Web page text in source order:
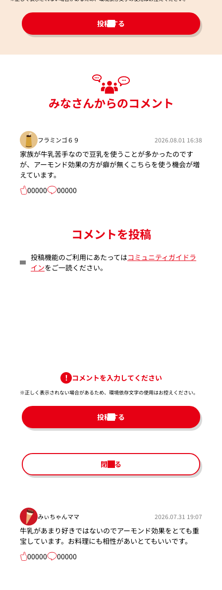
投稿する
みなさんからのコメント
フラミンゴ６９ 2026.08.01 16:38
家族が牛乳苦手なので豆乳を使うことが多かったのです
が、アーモンド効果の方が癖が無くこちらを使う機会が増
えています。
00000
00000
コメントを投稿
投稿機能のご利用にあたってはコミュニティガイドラ
インをご一読ください。
コメントを入力してください
※正しく表示されない場合があるため、環境依存文字の使用はお控えください。​
投稿する
閉じる
みぃちゃんママ 2026.07.31 19:07
牛乳があまり好きではないのでアーモンド効果をとても重
宝しています。お料理にも相性があいとてもいいです。
00000
00000